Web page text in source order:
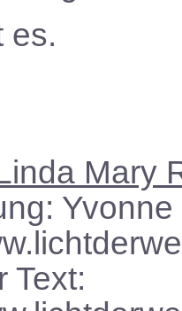
es.
Mary
Yvonne
Text: